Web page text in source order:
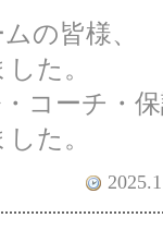
の皆様、
た。
コーチ・
た。